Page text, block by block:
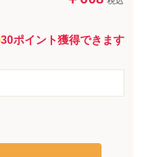
30ポイント獲得できます